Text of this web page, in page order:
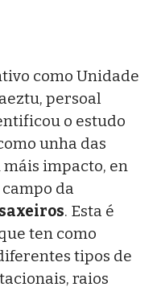
como Unidade
persoal
o estudo
unha das
impacto, en
da
. Esta é
ten como
tipos de
raios